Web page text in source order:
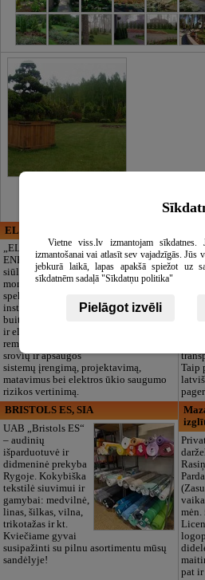
ELECTRIC ENERGY
„ELECTRIC
ENERGY Kandava“
siūlo pilną elektros
montavimo darbų
spektrą,
instaliacijos,
buitinės technikos
ir elektronikos
remontą, silpnų
srovių ir apsaugos
sistemų įrengimą, projektavimą,
matavimus bei elektros ūkio saugumo
rizikos vertinimą.
Taip
BRISTOLS ES, SIA
UAB „Bristols ES“
– audinių
išparduotuvė ir
didmeninė prekyba
Rygoje. Kokybiška
tekstilė siuvimui ir
gamybai: medvilnė,
linas, šilkas, vilna,
trikotažas ir kt.
Kviečiame gyvai
susipažinti su pilnu asortimentu mūsų
sandėlyje!
mėn.
pat ir
Vietne viss.lv izmantojam
izmantošanai vai atlasīt sev vajadzīgās. Jūs
jebkurā laikā, lapas apakšā spiežot uz
sīkdatnēm sadaļā "Sīkdatņu politika"
Pielāgot izvēli